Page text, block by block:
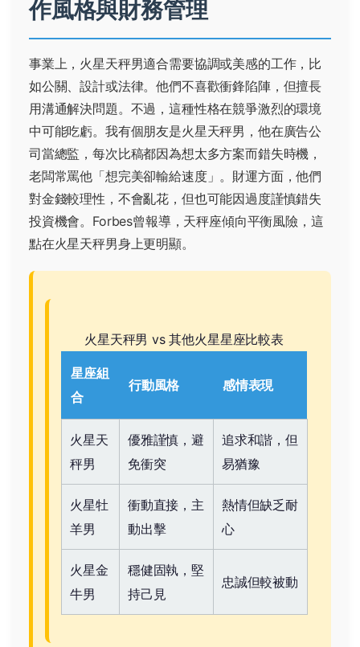
作風格與財務管理
事業上，火星天秤男適合需要協調或美感的工作，比
如公關、設計或法律。他們不喜歡衝鋒陷陣，但擅長
用溝通解決問題。不過，這種性格在競爭激烈的環境
中可能吃虧。我有個朋友是火星天秤男，他在廣告公
司當總監，每次比稿都因為想太多方案而錯失時機，
老闆常罵他「想完美卻輸給速度」。財運方面，他們
對金錢較理性，不會亂花，但也可能因過度謹慎錯失
投資機會。 Forbes曾報導，天秤座傾向平衡風險，這
點在火星天秤男身上更明顯。
火星天秤男 vs 其他火星星座比較表
星座組
合
行動風格 感情表現
火星天
秤男
優雅謹慎，避
免衝突
追求和諧，但
易猶豫
火星牡
羊男
衝動直接，主
動出擊
熱情但缺乏耐
心
火星金
牛男
穩健固執，堅
持己見
忠誠但較被動